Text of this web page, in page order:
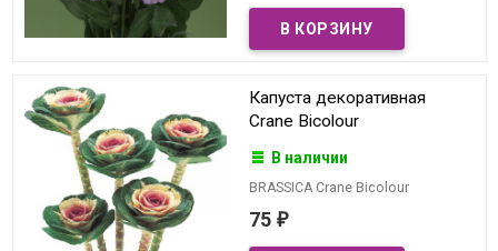
Капуста декоративная
Crane Bicolour
В наличии
BRASSICA Crane Bicolour
75 ₽